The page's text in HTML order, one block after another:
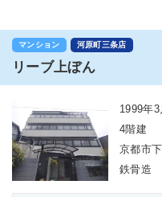
マンション 河原町三条店
リーブ上ぼん
1999年3
4階建
京都市
鉄骨造